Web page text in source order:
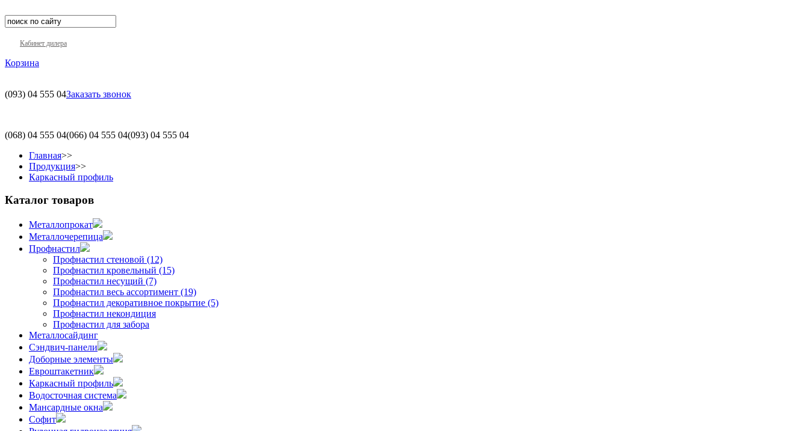
Кабинет дилера
Корзина
(093) 04 555 04Заказать звонок
(068) 04 555 04(066) 04 555 04(093) 04 555 04
Главная>>
Продукция>>
Каркасный профиль
Каталог товаров
Металлопрокат
Металлочерепица
Профнастил
Профнастил стеновой (12)
Профнастил кровельный (15)
Профнастил несущий (7)
Профнастил весь ассортимент (19)
Профнастил декоративное покрытие (5)
Профнастил некондиция
Профнастил для забора
Металлосайдинг
Сэндвич-панели
Доборные элементы
Евроштакетник
Каркасный профиль
Водосточная система
Мансардные окна
Софит